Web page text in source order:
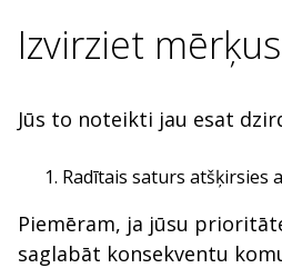
Izvirziet mērķus
Jūs to noteikti jau esat
Radītais saturs atšķirsies
Piemēram, ja jūsu
saglabāt konsekventu